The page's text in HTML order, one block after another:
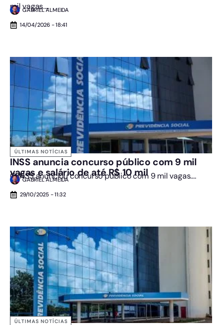
mil vagas....
GABRIEL ALMEIDA
14/04/2026 - 18:41
ÚLTIMAS NOTÍCIAS
INSS anuncia concurso público com 9 mil
vagas e salário de até R$ 10 mil
O INSS anunciou concurso público com 9 mil vagas....
GABRIEL ALMEIDA
29/10/2025 - 11:32
ÚLTIMAS NOTÍCIAS